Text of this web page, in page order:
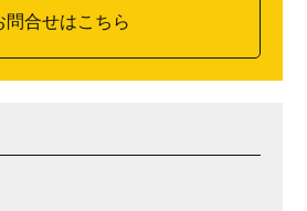
問合せはこちら